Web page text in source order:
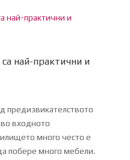
най-практични и
предизвикателството
входното
много често е
побере много мебели.